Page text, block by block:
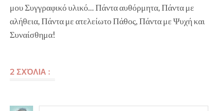
μου Συγγραφικό υλικό... Πάντα αυθόρμητα, Πάντα με
αλήθεια, Πάντα με ατελείωτο Πάθος, Πάντα με Ψυχή και
Συναίσθημα!
2 ΣΧΌΛΙΑ :